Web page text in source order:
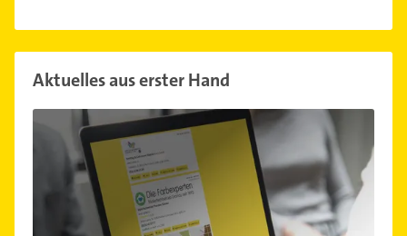
Aktuelles aus erster Hand